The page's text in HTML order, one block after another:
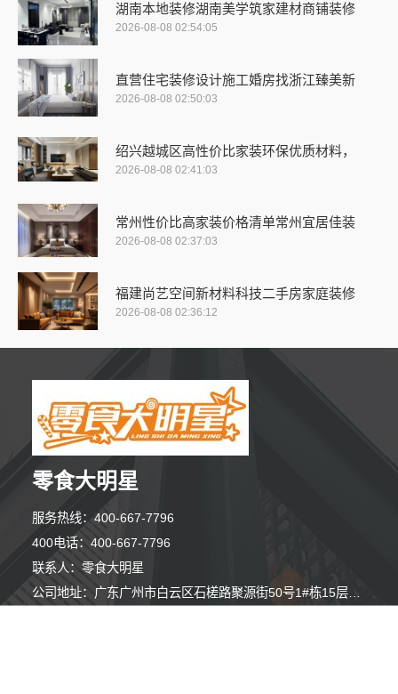
湖南本地装修湖南美学筑家建材商铺装修
2026-08-08 02:54:05
直营住宅装修设计施工婚房找浙江臻美新
2026-08-08 02:50:03
绍兴越城区高性价比家装环保优质材料，
2026-08-08 02:41:03
常州性价比高家装价格清单常州宜居佳装
2026-08-08 02:37:03
福建尚艺空间新材料科技二手房家庭装修
2026-08-08 02:36:12
零食大明星
服务热线：400-667-7796
400电话：400-667-7796
联系人：零食大明星
公司地址：广东广州市白云区石槎路聚源街50号1#栋15层1508室
10分钟前 韩女士 正在咨询
3分钟前 苏小姐 正在咨询